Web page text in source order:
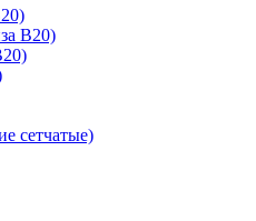
B20)
сетчатые)